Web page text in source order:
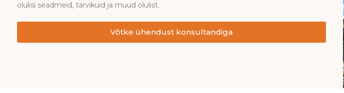
olulisi seadmeid, tarvikuid ja muud olulist.
Võtke ühendust konsultandiga